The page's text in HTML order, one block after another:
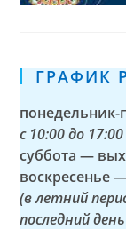
ГРАФИК
с 10:00 до 17:00
суббота —
воскресенье
(в летний
последний